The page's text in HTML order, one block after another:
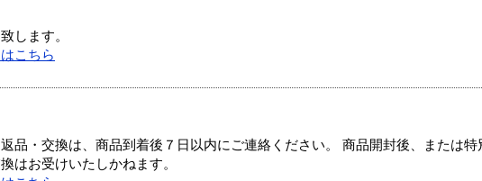
します。
こちら
品・交換は、商品到着後７日以内にご連絡ください。 商品開封後、または
はお受けいたしかねます。